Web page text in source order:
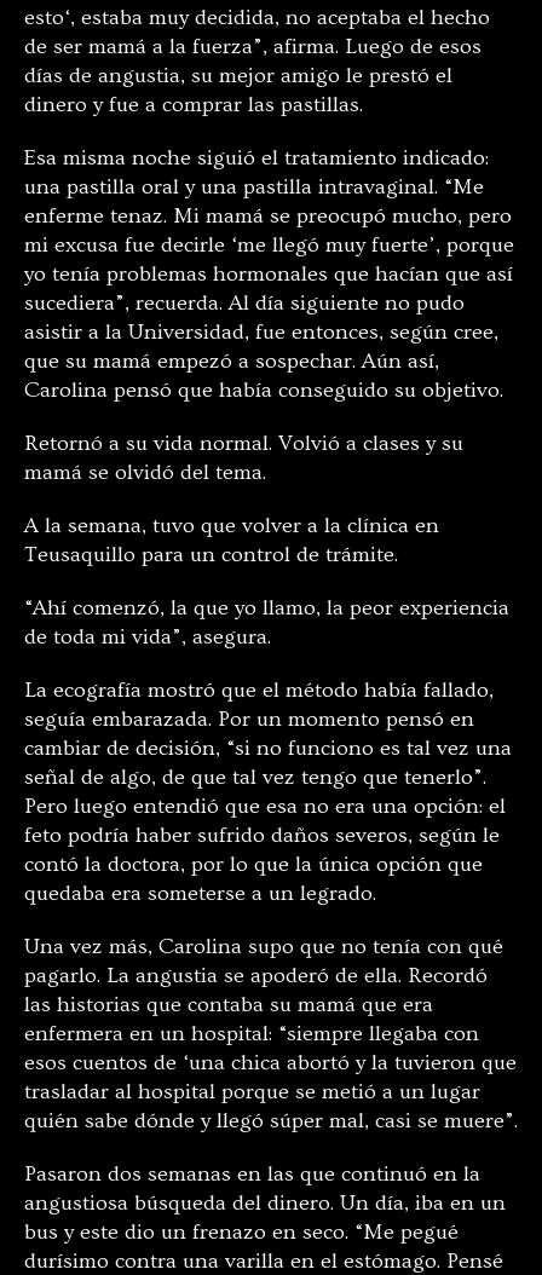
esto‘, estaba muy decidida, no aceptaba el hecho
de ser mamá a la fuerza”, afirma. Luego de esos
días de angustia, su mejor amigo le prestó el
dinero y fue a comprar las pastillas.
Esa misma noche siguió el tratamiento indicado:
una pastilla oral y una pastilla intravaginal. “Me
enferme tenaz. Mi mamá se preocupó mucho, pero
mi excusa fue decirle ‘me llegó muy fuerte’, porque
yo tenía problemas hormonales que hacían que así
sucediera”, recuerda. Al día siguiente no pudo
asistir a la Universidad, fue entonces, según cree,
que su mamá empezó a sospechar. Aún así,
Carolina pensó que había conseguido su objetivo.
Retornó a su vida normal. Volvió a clases y su
mamá se olvidó del tema.
A la semana, tuvo que volver a la clínica en
Teusaquillo para un control de trámite.
“Ahí comenzó, la que yo llamo, la peor experiencia
de toda mi vida”, asegura.
La ecografía mostró que el método había fallado,
seguía embarazada. Por un momento pensó en
cambiar de decisión, “si no funciono es tal vez una
señal de algo, de que tal vez tengo que tenerlo”.
Pero luego entendió que esa no era una opción: el
feto podría haber sufrido daños severos, según le
contó la doctora, por lo que la única opción que
quedaba era someterse a un legrado.
Una vez más, Carolina supo que no tenía con qué
pagarlo. La angustia se apoderó de ella. Recordó
las historias que contaba su mamá que era
enfermera en un hospital: “siempre llegaba con
esos cuentos de ‘una chica abortó y la tuvieron que
trasladar al hospital porque se metió a un lugar
quién sabe dónde y llegó súper mal, casi se muere”.
Pasaron dos semanas en las que continuó en la
angustiosa búsqueda del dinero. Un día, iba en un
bus y este dio un frenazo en seco. “Me pegué
durísimo contra una varilla en el estómago. Pensé